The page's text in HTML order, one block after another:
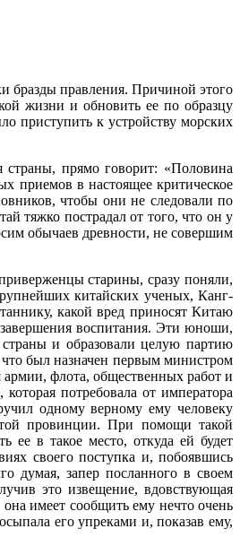
бразды правления. Причиной этого
жизни и обновить ее по образцу
приступить к устройству морских
прямо говорит: «Половина
приемов в настоящее критическое
чтобы они не следовали по
тяжко пострадал от того, что он у
обычаев древности, не совершим
старины, сразу поняли,
китайских ученых, Канг-
какой вред приносят Китаю
воспитания. Эти юноши,
и образовали целую партию
был назначен первым министром
армии, флота, общественных работ и
потребовала от императора
одному верному ему человеку
провинции. При помощи такой
ее в такое место, откуда ей будет
своего поступка и, побоявшись
думая, запер посланного в своем
это извещение, вдовствующая
имеет сообщить ему нечто очень
его упреками и, показав ему,